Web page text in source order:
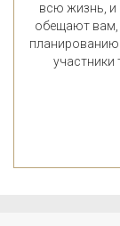
всю жизнь, и
обещают вам,
планированию
участники